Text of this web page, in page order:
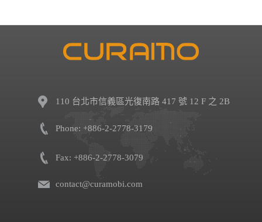
110 台北市信義區光復南路 417 號 12 F 之 2B
Phone: +886-2-2778-3179
Fax: +886-2-2778-3079
contact@curamobi.com